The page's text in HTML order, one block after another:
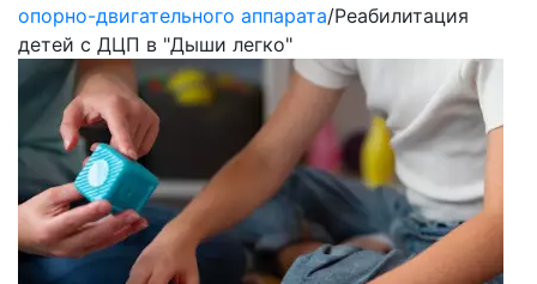
опорно-двигательного аппарата/Реабилитация
детей с ДЦП в "Дыши легко"